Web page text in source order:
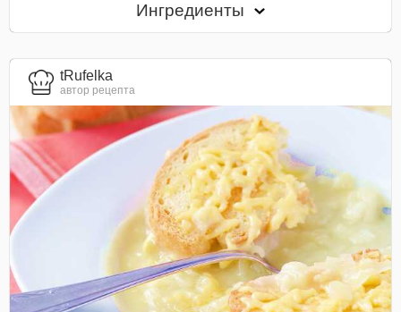
Ингредиенты
tRufelka
автор рецепта